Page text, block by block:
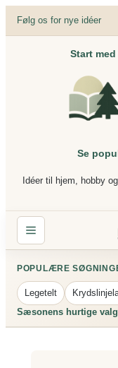
Spring
til
Følg os for nye idéer
Start
Se
Idéer til hjem, hobby
POPULÆRE
Legetelt
Sæsonens hurtige